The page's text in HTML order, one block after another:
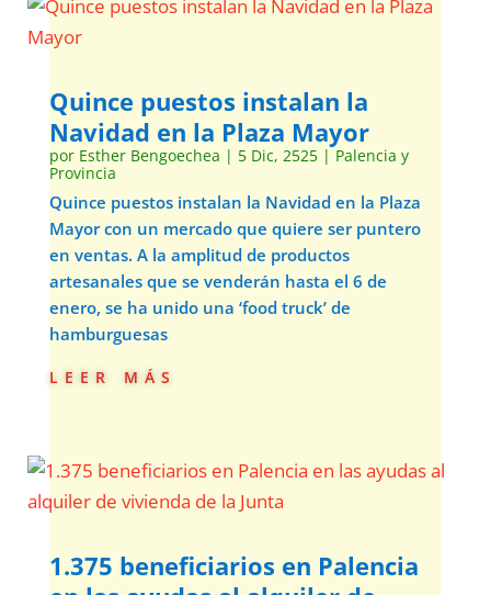
Quince puestos instalan la
Navidad en la Plaza Mayor
por Esther Bengoechea | 5 Dic, 2525| Palencia y
Provincia
Quince puestos instalan la Navidad en la Plaza
Mayor con un mercado que quiere ser puntero
en ventas. A la amplitud de productos
artesanales que se venderán hasta el 6 de
enero, se ha unido una ‘food truck’ de
hamburguesas
leer más
1.375 beneficiarios en Palencia